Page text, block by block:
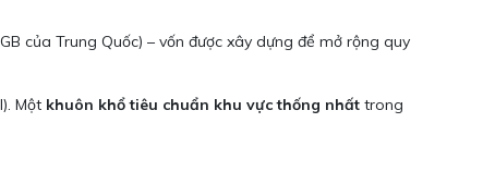
của Trung Quốc) – vốn được xây dựng để mở rộng quy
Một khuôn khổ tiêu chuẩn khu vực thống nhất trong